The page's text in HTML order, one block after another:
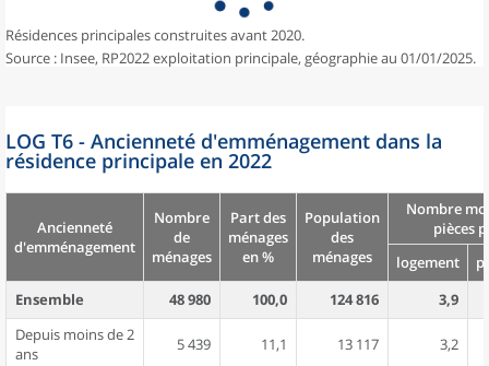
Résidences principales construites avant 2020.
Source : Insee, RP2022 exploitation principale, géographie au 01/01/2025.
LOG T6 - Ancienneté d'emménagement dans la
résidence principale en 2022
Ancienneté
d'emménagement
Nombre
de
ménages
Part des
ménages
en %
Population
des
ménages
Nombre
pièces
logement
Ensemble
48 980 100,0 124 816
3,9
Depuis moins de 2
ans
5 439 11,1 13 117 3,2